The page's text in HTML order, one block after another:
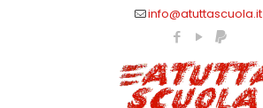
info@atuttascuola.it